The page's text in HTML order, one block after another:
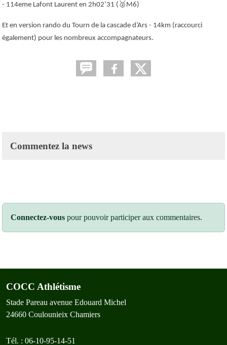
- 114eme Lafont Laurent en 2h02’31 ( 🥈 M6)
Et en version rando du Tourn de la cascade d’Ars - 14km (raccourci
également) pour les nombreux accompagnateurs.
Commentez la news
Connectez-vous pour pouvoir participer aux commentaires.
COCC Athlétisme
Stade Pareau avenue Edouard Michel
24660 Coulounieix Chamiers
Tél. : 06-10-95-14-51